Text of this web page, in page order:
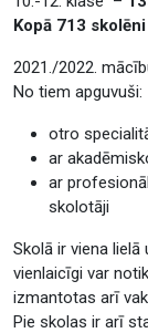
Kopā 713 skolēni
2021./2022.
No tiem apguvuši:
otro
ar
ar
skolotāji
Skolā ir viena
vienlaicīgi var
izmantotas arī
Pie skolas ir arī